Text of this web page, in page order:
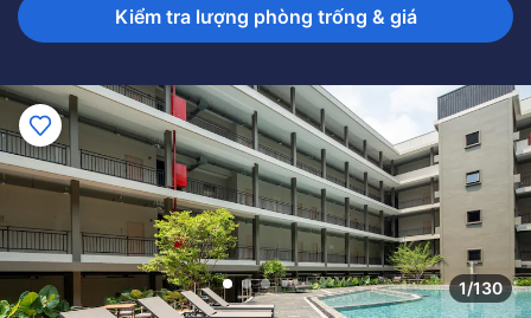
Kiểm tra lượng phòng trống & giá
1/130